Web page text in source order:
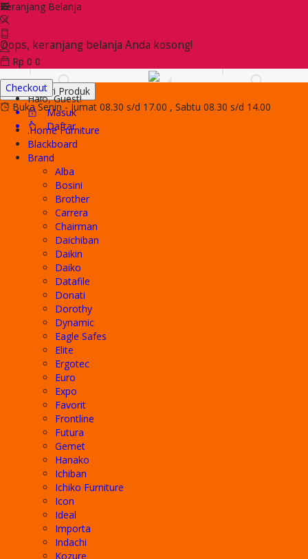
Halo, Guest!
Masuk
Daftar
Rp 0 0
Keranjang Belanja
Oops, keranjang belanja Anda kosong!
Checkout
Kategori Produk
Buka Senin - Jumat 08.30 s/d 17.00 , Sabtu 08.30 s/d 14.00
.Home Furniture
Blackboard
Brand
Alba
Bosini
Brother
Carrera
Chairman
Daichiban
Daikin
Daiko
Datafile
Donati
Dorothy
Dynamic
Eagle Safes
Elite
Ergotec
Euro
Expo
Favorit
Frontline
Futura
Gemet
Hanako
Ichiban
Ichiko Furniture
Icon
Ideal
Importa
Indachi
Kozure